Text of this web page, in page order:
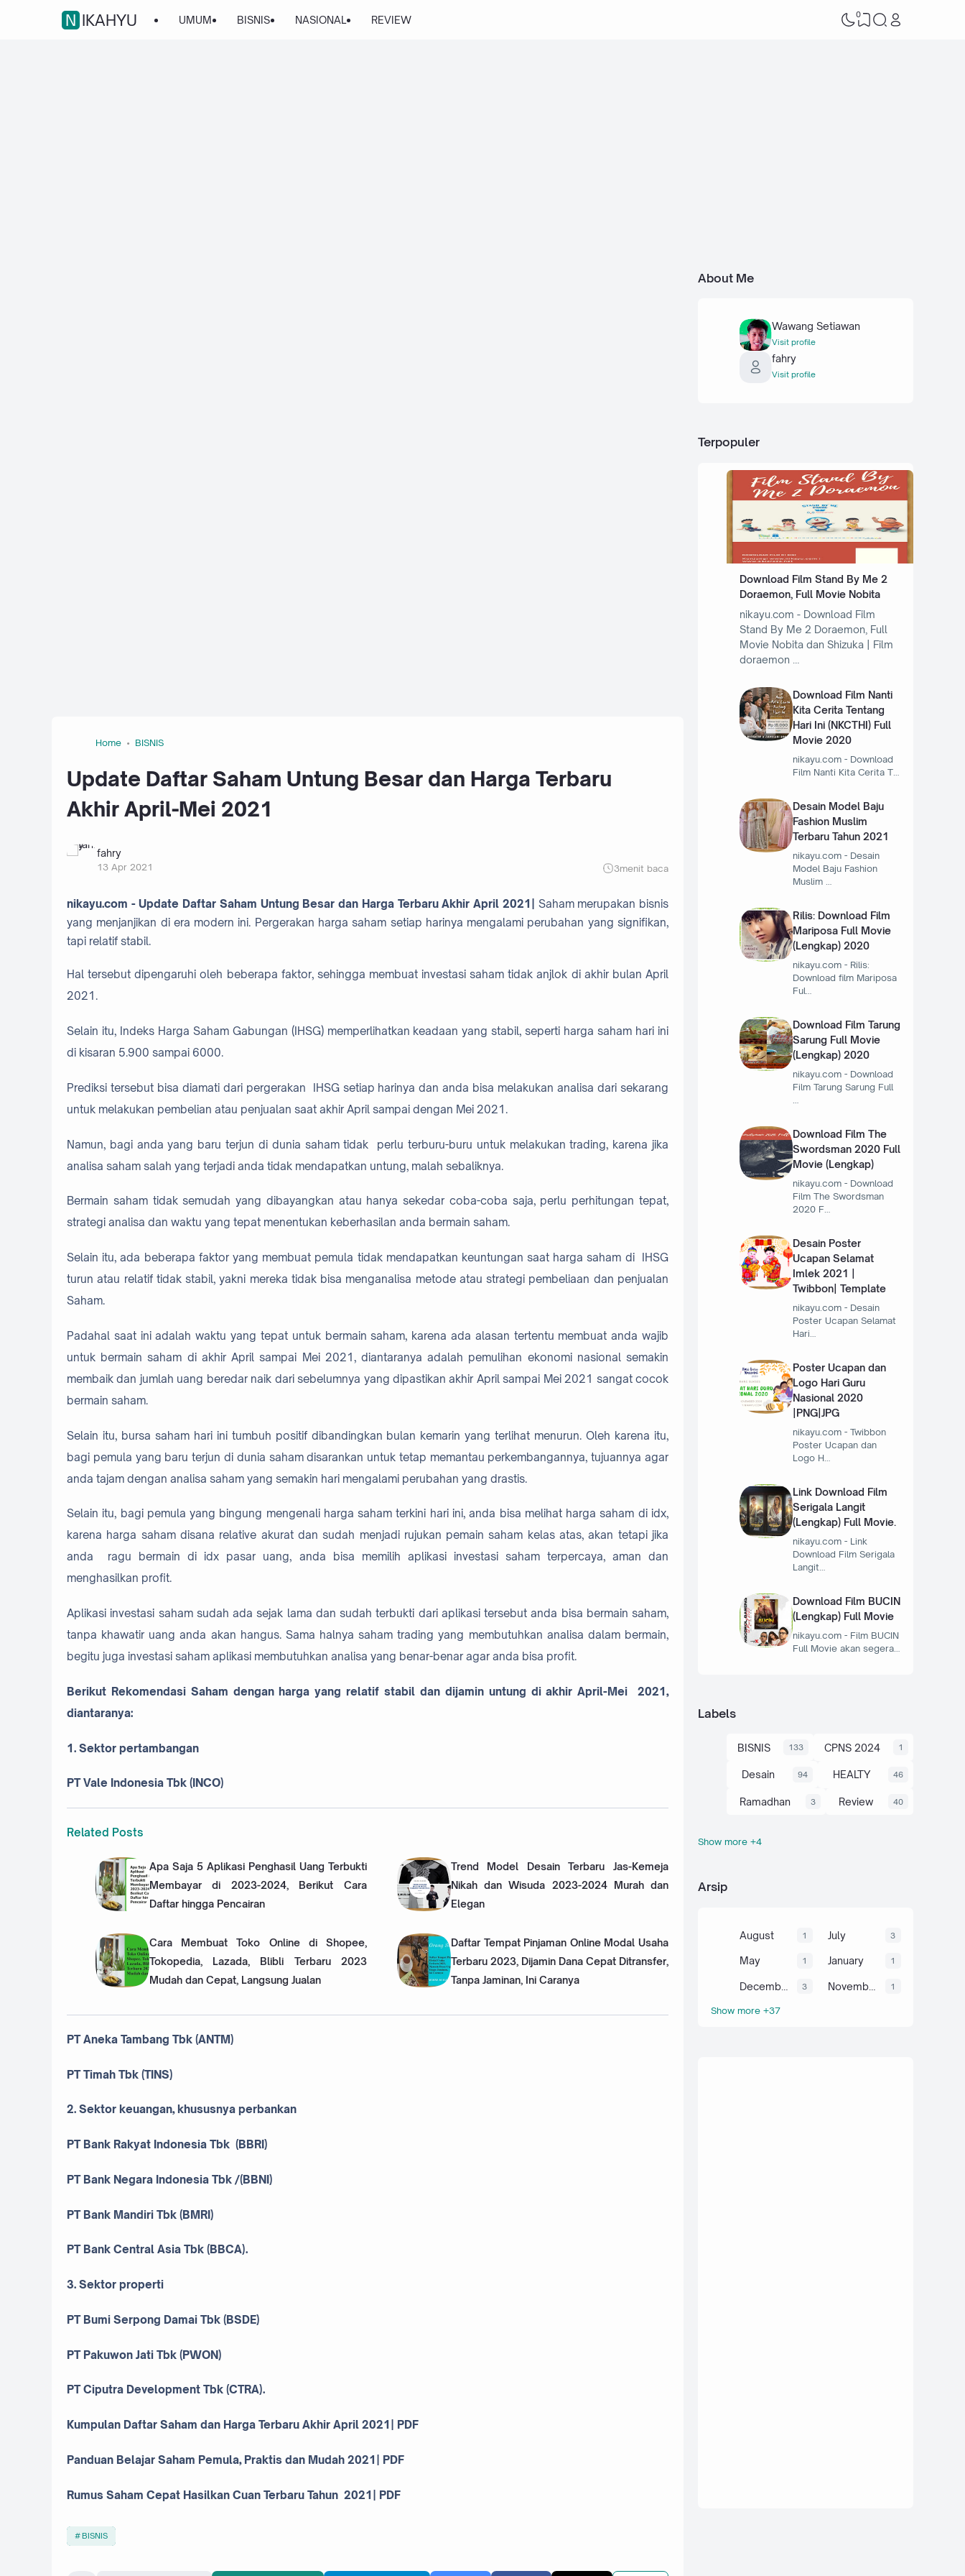
NIKAHYU UMUM BISNIS NASIONAL REVIEW 0
Home BISNIS
Update Daftar Saham Untung Besar dan Harga Terbaru
Akhir April-Mei 2021
fahry
13 Apr 2021 3menit baca
nikayu.com - Update Daftar Saham Untung Besar dan Harga Terbaru Akhir April 2021| Saham merupakan bisnis
yang menjanjikan di era modern ini. Pergerakan harga saham setiap harinya mengalami perubahan yang signifikan,
tapi relatif stabil.
Hal tersebut dipengaruhi oleh beberapa faktor, sehingga membuat investasi saham tidak anjlok di akhir bulan April
2021.
Selain itu, Indeks Harga Saham Gabungan (IHSG) memperlihatkan keadaan yang stabil, seperti harga saham hari ini
di kisaran 5.900 sampai 6000.
Prediksi tersebut bisa diamati dari pergerakan IHSG setiap harinya dan anda bisa melakukan analisa dari sekarang
untuk melakukan pembelian atau penjualan saat akhir April sampai dengan Mei 2021.
Namun, bagi anda yang baru terjun di dunia saham tidak perlu terburu-buru untuk melakukan trading, karena jika
analisa saham salah yang terjadi anda tidak mendapatkan untung, malah sebaliknya.
Bermain saham tidak semudah yang dibayangkan atau hanya sekedar coba-coba saja, perlu perhitungan tepat,
strategi analisa dan waktu yang tepat menentukan keberhasilan anda bermain saham.
Selain itu, ada beberapa faktor yang membuat pemula tidak mendapatkan keuntungan saat harga saham di IHSG
turun atau relatif tidak stabil, yakni mereka tidak bisa menganalisa metode atau strategi pembeliaan dan penjualan
Saham.
Padahal saat ini adalah waktu yang tepat untuk bermain saham, karena ada alasan tertentu membuat anda wajib
untuk bermain saham di akhir April sampai Mei 2021, diantaranya adalah pemulihan ekonomi nasional semakin
membaik dan jumlah uang beredar naik dari sebelumnya yang dipastikan akhir April sampai Mei 2021 sangat cocok
bermain saham.
Selain itu, bursa saham hari ini tumbuh positif dibandingkan bulan kemarin yang terlihat menurun. Oleh karena itu,
bagi pemula yang baru terjun di dunia saham disarankan untuk tetap memantau perkembangannya, tujuannya agar
anda tajam dengan analisa saham yang semakin hari mengalami perubahan yang drastis.
Selain itu, bagi pemula yang bingung mengenali harga saham terkini hari ini, anda bisa melihat harga saham di idx,
karena harga saham disana relative akurat dan sudah menjadi rujukan pemain saham kelas atas, akan tetapi jika
anda ragu bermain di idx pasar uang, anda bisa memilih aplikasi investasi saham terpercaya, aman dan
menghasilkan profit.
Aplikasi investasi saham sudah ada sejak lama dan sudah terbukti dari aplikasi tersebut anda bisa bermain saham,
tanpa khawatir uang anda akan hangus. Sama halnya saham trading yang membutuhkan analisa dalam bermain,
begitu juga investasi saham aplikasi membutuhkan analisa yang benar-benar agar anda bisa profit.
Berikut Rekomendasi Saham dengan harga yang relatif stabil dan dijamin untung di akhir April-Mei 2021,
diantaranya:
1. Sektor pertambangan
PT Vale Indonesia Tbk (INCO)
Related Posts
Apa Saja 5 Aplikasi Penghasil Uang Terbukti
Membayar di 2023-2024, Berikut Cara
Daftar hingga Pencairan
Trend Model Desain Terbaru Jas-Kemeja
Nikah dan Wisuda 2023-2024 Murah dan
Elegan
Cara Membuat Toko Online di Shopee,
Tokopedia, Lazada, Blibli Terbaru 2023
Mudah dan Cepat, Langsung Jualan
Daftar Tempat Pinjaman Online Modal Usaha
Terbaru 2023, Dijamin Dana Cepat Ditransfer,
Tanpa Jaminan, Ini Caranya
PT Aneka Tambang Tbk (ANTM)
PT Timah Tbk (TINS)
2. Sektor keuangan, khususnya perbankan
PT Bank Rakyat Indonesia Tbk (BBRI)
PT Bank Negara Indonesia Tbk /(BBNI)
PT Bank Mandiri Tbk (BMRI)
PT Bank Central Asia Tbk (BBCA).
3. Sektor properti
PT Bumi Serpong Damai Tbk (BSDE)
PT Pakuwon Jati Tbk (PWON)
PT Ciputra Development Tbk (CTRA).
Kumpulan Daftar Saham dan Harga Terbaru Akhir April 2021| PDF
Panduan Belajar Saham Pemula, Praktis dan Mudah 2021| PDF
Rumus Saham Cepat Hasilkan Cuan Terbaru Tahun 2021| PDF
BISNIS
About Me
Wawang Setiawan
Visit profile
fahry
Visit profile
Terpopuler
Download Film Stand By Me 2
Doraemon, Full Movie Nobita
nikayu.com - Download Film
Stand By Me 2 Doraemon, Full
Movie Nobita dan Shizuka | Film
doraemon …
Download Film Nanti
Kita Cerita Tentang
Hari Ini (NKCTHI) Full
Movie 2020
nikayu.com - Download
Film Nanti Kita Cerita T…
Desain Model Baju
Fashion Muslim
Terbaru Tahun 2021
nikayu.com - Desain
Model Baju Fashion
Muslim …
Rilis: Download Film
Mariposa Full Movie
(Lengkap) 2020
nikayu.com - Rilis:
Download film Mariposa
Ful…
Download Film Tarung
Sarung Full Movie
(Lengkap) 2020
nikayu.com - Download
Film Tarung Sarung Full
Download Film The
Swordsman 2020 Full
Movie (Lengkap)
nikayu.com - Download
Film The Swordsman
2020 F…
Desain Poster
Ucapan Selamat
Imlek 2021 |
Twibbon| Template
nikayu.com - Desain
Poster Ucapan Selamat
Hari…
Poster Ucapan dan
Logo Hari Guru
Nasional 2020
|PNG|JPG
nikayu.com - Twibbon
Poster Ucapan dan
Logo H…
Link Download Film
Serigala Langit
(Lengkap) Full Movie.
nikayu.com - Link
Download Film Serigala
Langit…
Download Film BUCIN
(Lengkap) Full Movie
nikayu.com - Film BUCIN
Full Movie akan segera…
Labels
BISNIS 133 CPNS 2024 1
Desain 94 HEALTY 46
Ramadhan 3 Review 40
Souvernir
Show more +4
Arsip
August 1 July 3
May 1 January 1
December 3 November 1
Show more +37